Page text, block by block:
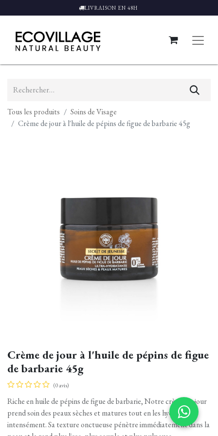
LIVRAISON EN 48H
Tous les produits
Soins de Visage
Crème de jour à l'huile de pépins de figue de barbarie 45g
Crème de jour à l'huile de pépins de figue
de barbarie 45g
(0 avis)
Riche en huile de pépins de figue de barbarie, Notre crème de jour
prend soin des peaux sèches et matures tout en les hydratant
intensément. Sa texture onctueuse pénètre immédiatement dans la